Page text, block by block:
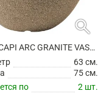
search
КАШПО CAPI ARC GRANITE VASE ELEGANT DELUXE WARM TAUPE
63 см.
75 см.
по
2 шт.